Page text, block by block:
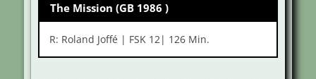
The Mission (GB 1986 )
R: Roland Joffé | FSK 12| 126 Min.